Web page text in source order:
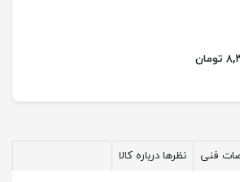
فنی نظرها درباره کالا